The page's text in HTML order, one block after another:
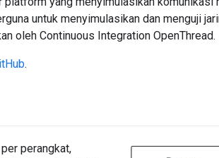
untuk menyimulasikan dan menguji
oleh Continuous Integration OpenThread.
.
perangkat,